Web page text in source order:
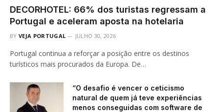
DECORHOTEL: 66% dos turistas regressam a
Portugal e aceleram aposta na hotelaria
BY VEJA PORTUGAL JULHO 30, 2026
Portugal continua a reforçar a posição entre os destinos
turísticos mais procurados da Europa. De…
“O desafio é vencer o ceticismo
natural de quem já teve experiências
menos conseguidas com software de